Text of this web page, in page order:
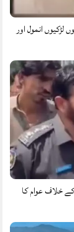
لڑکیوں انمول اور
خلاف عوام کا